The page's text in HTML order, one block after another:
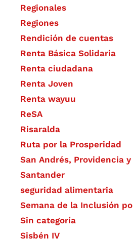
Regionales
Regiones
Rendición de cuentas
Renta Básica Solidaria
Renta ciudadana
Renta Joven
Renta wayuu
ReSA
Risaralda
Ruta por la Prosperidad
San Andrés, Providencia
Santander
seguridad alimentaria
Semana de la Inclusión
Sin categoría
Sisbén IV